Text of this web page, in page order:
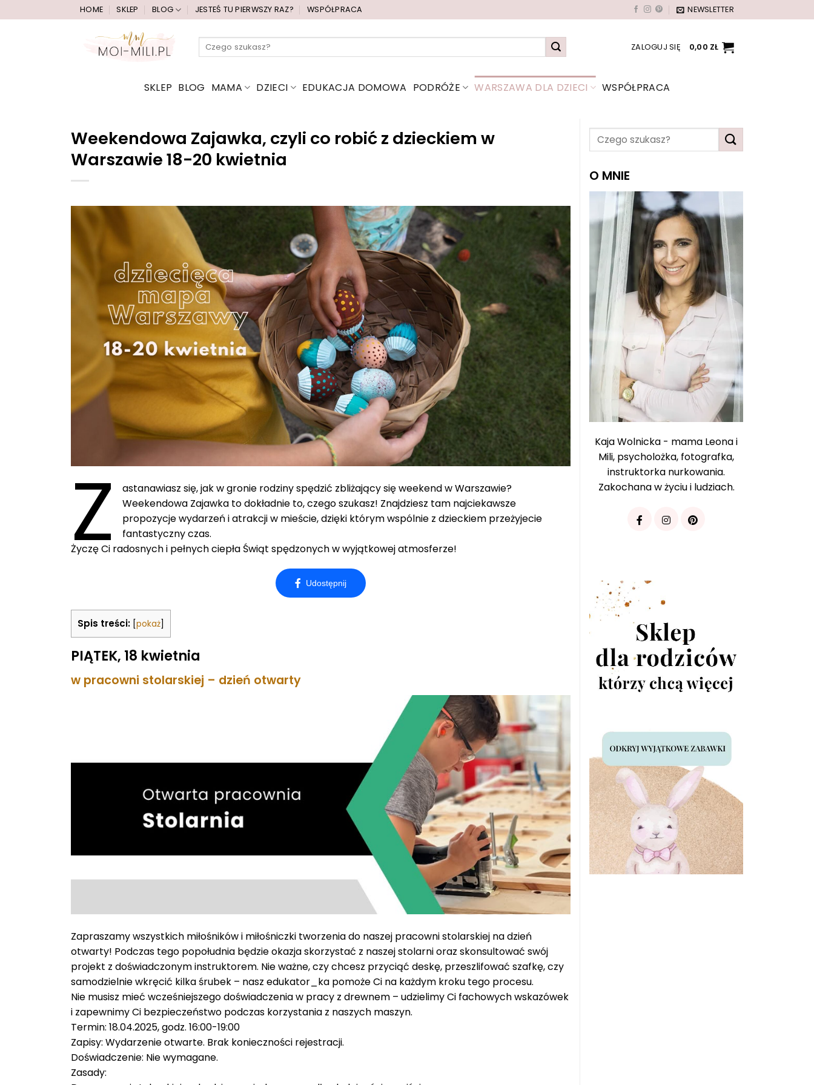
do
HOME SKLEP BLOG JESTEŚ TU PIERWSZY RAZ? WSPÓŁPRACA NEWSLETTER
Szukaj: ZALOGUJ SIĘ 0,00 ZŁ
SKLEP BLOG MAMA DZIECI EDUKACJA DOMOWA PODRÓŻE WARSZAWA DLA DZIECI WSPÓŁPRACA
Weekendowa Zajawka, czyli co robić z dzieckiem w
Warszawie 18-20 kwietnia
Z
astanawiasz się, jak w gronie rodziny spędzić zbliżający się weekend w Warszawie?
Weekendowa Zajawka to dokładnie to, czego szukasz! Znajdziesz tam najciekawsze
propozycje wydarzeń i atrakcji w mieście, dzięki którym wspólnie z dzieckiem przeżyjecie
fantastyczny czas.
Życzę Ci radosnych i pełnych ciepła Świąt spędzonych w wyjątkowej atmosferze!
Spis treści: pokaż
PIĄTEK, 18 kwietnia
w pracowni stolarskiej – dzień otwarty
Zapraszamy wszystkich miłośników i miłośniczki tworzenia do naszej pracowni stolarskiej na dzień
otwarty! Podczas tego popołudnia będzie okazja skorzystać z naszej stolarni oraz skonsultować swój
projekt z doświadczonym instruktorem. Nie ważne, czy chcesz przyciąć deskę, przeszlifować szafkę, czy
samodzielnie wkręcić kilka śrubek – nasz edukator_ka pomoże Ci na każdym kroku tego procesu.
Nie musisz mieć wcześniejszego doświadczenia w pracy z drewnem – udzielimy Ci fachowych wskazówek
i zapewnimy Ci bezpieczeństwo podczas korzystania z naszych maszyn.
Termin: 18.04.2025, godz. 16:00-19:00
Zapisy: Wydarzenie otwarte. Brak konieczności rejestracji.
Doświadczenie: Nie wymagane.
Zasady:
O MNIE
Kaja Wolnicka - mama Leona i
Mili, psycholożka, fotografka,
instruktorka nurkowania.
Zakochana w życiu i ludziach.